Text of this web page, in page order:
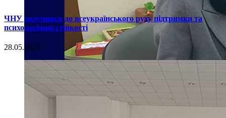
ЧНУ долучився до всеукраїнського руху підтримки та
психологічної стійкості
28.05.2026